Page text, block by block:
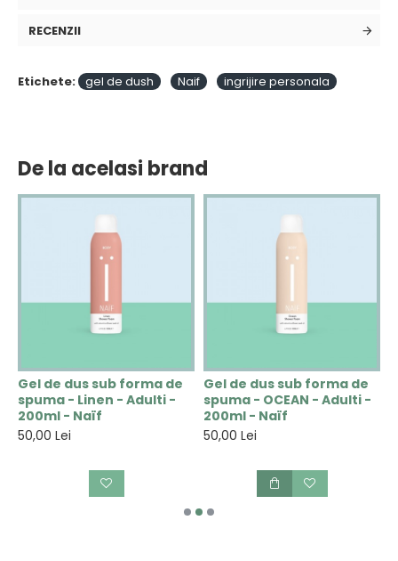
RECENZII
Etichete: gel de dush Naif ingrijire personala
De la acelasi brand
Gel de dus sub forma de
spuma - Linen - Adulti -
200ml - Naïf
50,00 Lei
Gel de dus sub forma de
spuma - OCEAN - Adulti -
200ml - Naïf
50,00 Lei